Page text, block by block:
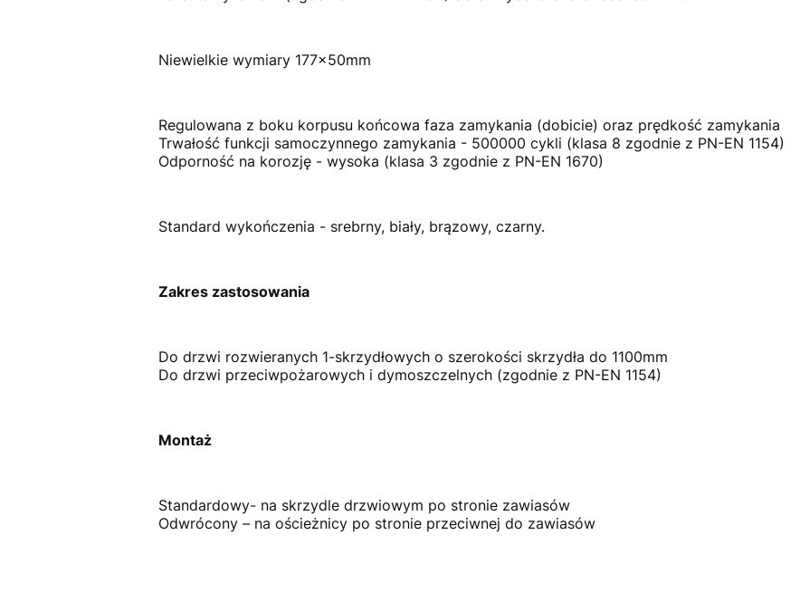
Niewielkie wymiary 177x50mm
Regulowana z boku korpusu końcowa faza zamykania (dobicie) oraz prędkość zamykania
Trwałość funkcji samoczynnego zamykania - 500000 cykli (klasa 8 zgodnie z PN-EN 1154)
Odporność na korozję - wysoka (klasa 3 zgodnie z PN-EN 1670)
Standard wykończenia - srebrny, biały, brązowy, czarny.
Zakres zastosowania
Do drzwi rozwieranych 1-skrzydłowych o szerokości skrzydła do 1100mm
Do drzwi przeciwpożarowych i dymoszczelnych (zgodnie z PN-EN 1154)
Montaż
Standardowy- na skrzydle drzwiowym po stronie zawiasów
Odwrócony – na ościeżnicy po stronie przeciwnej do zawiasów